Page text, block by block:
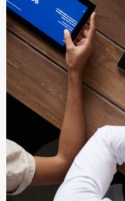
うにします
密度なス